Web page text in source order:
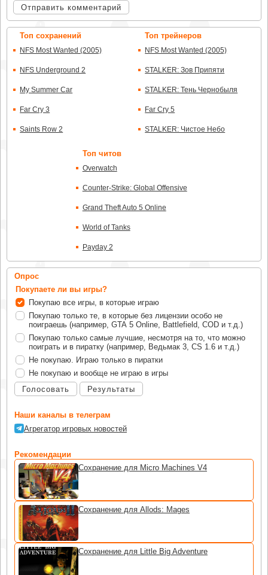
Топ сохранений
NFS Most Wanted (2005)
NFS Underground 2
My Summer Car
Far Cry 3
Saints Row 2
Топ трейнеров
NFS Most Wanted (2005)
STALKER: Зов Припяти
STALKER: Тень Чернобыля
Far Cry 5
STALKER: Чистое Небо
Топ читов
Overwatch
Counter-Strike: Global Offensive
Grand Theft Auto 5 Online
World of Tanks
Payday 2
Отправить комментарий
Опрос
Покупаете ли вы игры?
Покупаю все игры, в которые играю
Покупаю только те, в которые без лицензии особо не
поиграешь (например, GTA 5 Online, Battlefield, COD и т.д.)
Покупаю только самые лучшие, несмотря на то, что можно
поиграть и в пиратку (например, Ведьмак 3, CS 1.6 и т.д.)
Не покупаю. Играю только в пиратки
Не покупаю и вообще не играю в игры
Голосовать
Результаты
Наши каналы в телеграм
Агрегатор игровых новостей
Рекомендации
Сохранение для Micro Machines V4
Сохранение для Allods: Mages
Сохранение для Little Big Adventure